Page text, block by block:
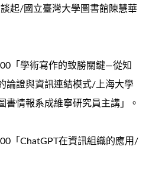
起/國立臺灣大學圖書館陳慧華
「學術寫作的致勝關鍵—從知
論證與資訊連結模式/上海大學
書情報系成維寧研究員主講」。
「ChatGPT在資訊組織的應用/